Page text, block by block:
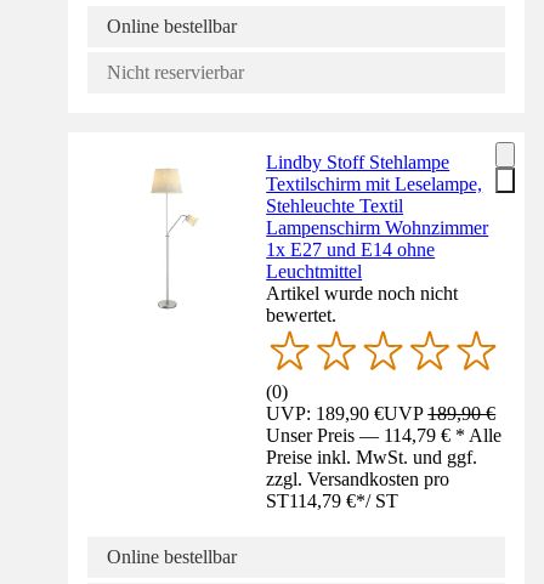
Online bestellbar
Nicht reservierbar
Lindby Stoff Stehlampe
Textilschirm mit Leselampe,
Stehleuchte Textil
Lampenschirm Wohnzimmer
1x E27 und E14 ohne
Leuchtmittel
Artikel wurde noch nicht
bewertet.
(0)
UVP: 189,90 €UVP189,90 €
Unser Preis — 114,79 € * Alle
Preise inkl. MwSt. und ggf.
zzgl. Versandkosten pro
ST114,79 €*/ ST
Online bestellbar